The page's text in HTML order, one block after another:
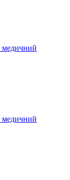
медичний
медичний